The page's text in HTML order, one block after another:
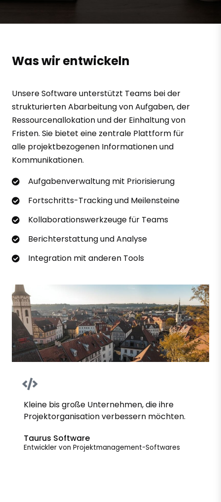
Was wir entwickeln
Unsere Software unterstützt Teams bei der
strukturierten Abarbeitung von Aufgaben, der
Ressourcenallokation und der Einhaltung von
Fristen. Sie bietet eine zentrale Plattform für
alle projektbezogenen Informationen und
Kommunikationen.
Aufgabenverwaltung mit Priorisierung
Fortschritts-Tracking und Meilensteine
Kollaborationswerkzeuge für Teams
Berichterstattung und Analyse
Integration mit anderen Tools
Kleine bis große Unternehmen, die ihre
Projektorganisation verbessern möchten.
Taurus Software
Entwickler von Projektmanagement-Softwares